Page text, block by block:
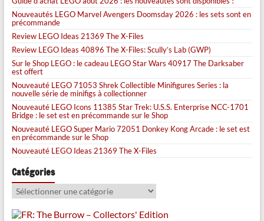
Nouveautés LEGO Marvel Avengers Doomsday 2026 : les sets sont en
précommande
Review LEGO Ideas 21369 The X-Files
Review LEGO Ideas 40896 The X-Files: Scully’s Lab (GWP)
Sur le Shop LEGO : le cadeau LEGO Star Wars 40917 The Darksaber
est offert
Nouveauté LEGO 71053 Shrek Collectible Minifigures Series : la
nouvelle série de minifigs à collectionner
Nouveauté LEGO Icons 11385 Star Trek: U.S.S. Enterprise NCC-1701
Bridge : le set est en précommande sur le Shop
Nouveauté LEGO Super Mario 72051 Donkey Kong Arcade : le set est
en précommande sur le Shop
Nouveauté LEGO Ideas 21369 The X-Files
Catégories
Catégories